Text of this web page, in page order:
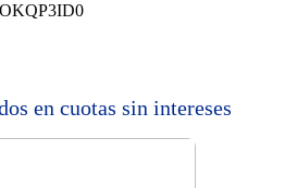
en cuotas sin intereses